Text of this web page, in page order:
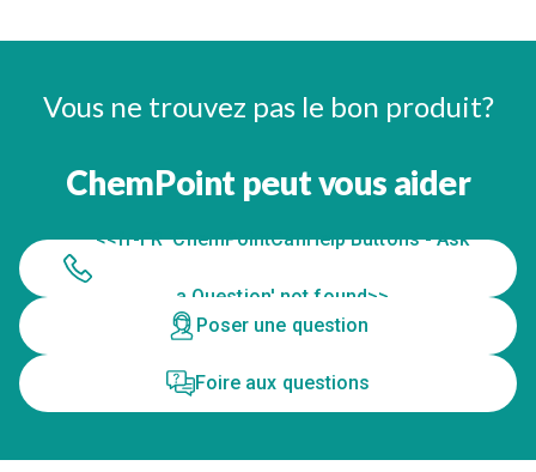
Vous ne trouvez pas le bon produit?
ChemPoint peut vous aider
<<fr-FR 'ChemPointCanHelp Buttons - Ask
a Question' not found>>
Poser une question
Foire aux questions